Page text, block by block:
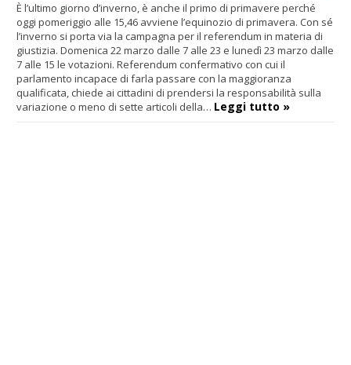
È l’ultimo giorno d’inverno, è anche il primo di primavere perché
oggi pomeriggio alle 15,46 avviene l’equinozio di primavera. Con sé
l’inverno si porta via la campagna per il referendum in materia di
giustizia. Domenica 22 marzo dalle 7 alle 23 e lunedì 23 marzo dalle
7 alle 15 le votazioni. Referendum confermativo con cui il
parlamento incapace di farla passare con la maggioranza
qualificata, chiede ai cittadini di prendersi la responsabilità sulla
variazione o meno di sette articoli della… Leggi tutto »